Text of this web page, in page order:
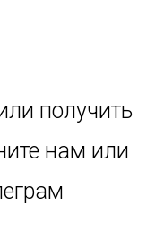
получить
нам или